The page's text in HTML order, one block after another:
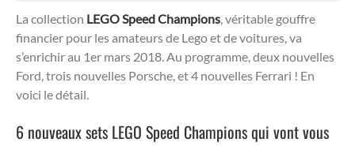
La collection LEGO Speed Champions, véritable gouffre
financier pour les amateurs de Lego et de voitures, va
s’enrichir au 1er mars 2018. Au programme, deux nouvelles
Ford, trois nouvelles Porsche, et 4 nouvelles Ferrari ! En
voici le détail.
6 nouveaux sets LEGO Speed Champions qui vont vous